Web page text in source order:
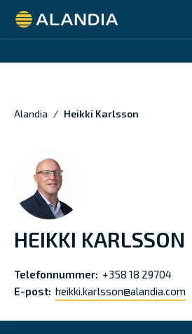
Alandia
Alandia / Heikki Karlsson
HEIKKI KARLSSON
Telefonnummer: +358 18 29704
E-post: heikki.karlsson@alandia.com